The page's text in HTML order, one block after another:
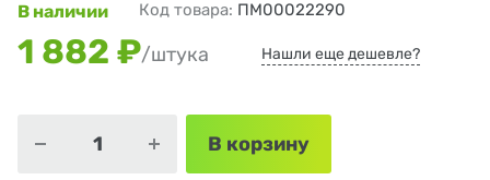
В наличии Код товара: ПМ00022290
1 882 ₽/штука Нашли еще дешевле?
В корзину